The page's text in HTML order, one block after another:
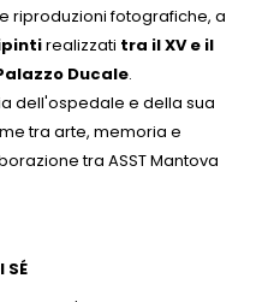
riproduzioni fotografiche, a
realizzati tra il XV e il
Ducale.
dell'ospedale e della sua
tra arte, memoria e
tra ASST Mantova
SÉ